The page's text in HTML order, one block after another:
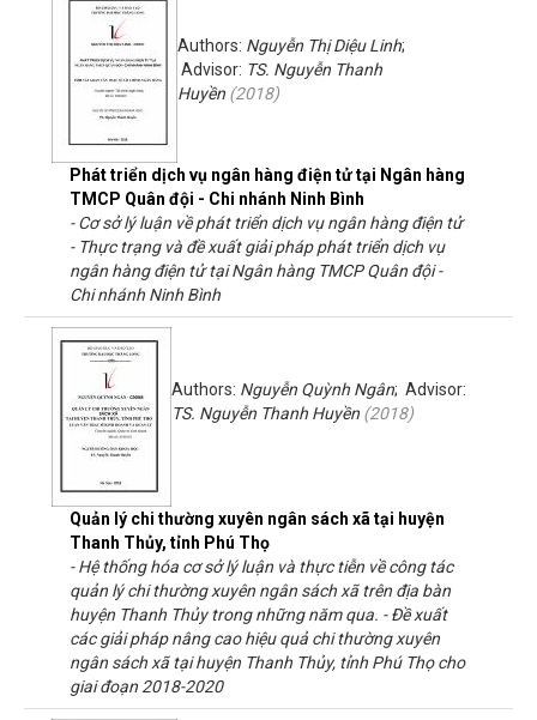
Phát triển dịch vụ ngân hàng điện tử tại Ngân hàng
TMCP Quân đội - Chi nhánh Ninh Bình
Authors: Nguyễn Thị Diệu Linh;
Advisor: TS. Nguyễn Thanh
Huyền (2018)
- Cơ sở lý luận về phát triển dịch vụ ngân hàng điện tử
- Thực trạng và đề xuất giải pháp phát triển dịch vụ
ngân hàng điện tử tại Ngân hàng TMCP Quân đội -
Chi nhánh Ninh Bình
Quản lý chi thường xuyên ngân sách xã tại huyện
Thanh Thủy, tỉnh Phú Thọ
Authors: Nguyễn Quỳnh Ngân; Advisor:
TS. Nguyễn Thanh Huyền (2018)
- Hệ thống hóa cơ sở lý luận và thực tiễn về công tác
quản lý chi thường xuyên ngân sách xã trên địa bàn
huyện Thanh Thủy trong những năm qua. - Đề xuất
các giải pháp nâng cao hiệu quả chi thường xuyên
ngân sách xã tại huyện Thanh Thủy, tỉnh Phú Thọ cho
giai đoạn 2018-2020